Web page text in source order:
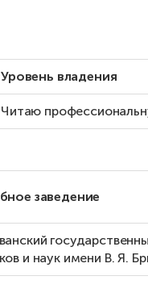
Уровень владения
Читаю
заведение
и наук имени В. Я.